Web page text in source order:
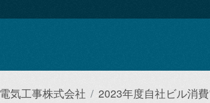
気工事株式会社 2023年度自社ビル消費